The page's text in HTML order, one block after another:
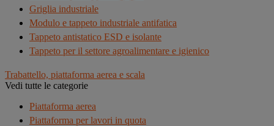
Griglia industriale
Modulo e tappeto industriale antifatica
Tappeto antistatico ESD e isolante
Tappeto per il settore agroalimentare e igienico
Trabattello, piattaforma aerea e scala
Vedi tutte le categorie
Piattaforma aerea
Piattaforma per lavori in quota